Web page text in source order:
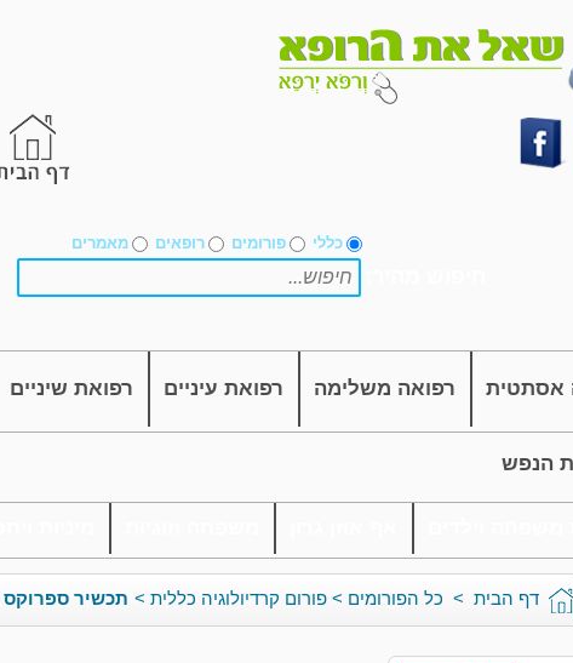
כללי פורומים רופאים מאמרים
אסתטית רפואה משלימה רפואת עיניים רפואת שיניים
הנפש
דף הבית > כל הפורומים > פורום קרדיולוגיה כללית > תכשיר ספרוקס